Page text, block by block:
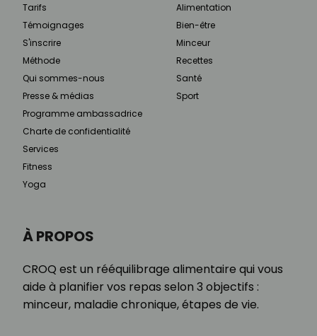
À PROPOS
CROQ est un rééquilibrage alimentaire qui vous
aide à planifier vos repas selon 3 objectifs :
minceur, maladie chronique, étapes de vie.
Tarifs
Témoignages
S'inscrire
Méthode
Qui sommes-nous
Presse & médias
Programme ambassadrice
Charte de confidentialité
Services
Fitness
Yoga
Alimentation
Bien-être
Minceur
Recettes
Santé
Sport